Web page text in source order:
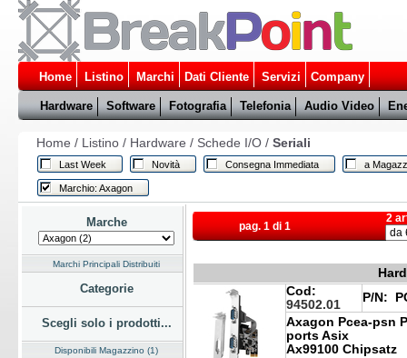
Home Listino Marchi Dati Cliente Servizi Company
Hardware Software Fotografia Telefonia Audio Video
Home / Listino/ Hardware / Schede I/O/ Seriali
Last Week Novità Consegna Immediata a
Marchio: Axagon
Marche
Marchi Principali Distribuiti
Categorie
Scegli solo i prodotti...
Disponibili Magazzino (1)
pag. 1 di 1
2
Cod:
94502.01
P/N:
Axagon Pcea-psn
ports Asix
Ax99100 Chipsatz